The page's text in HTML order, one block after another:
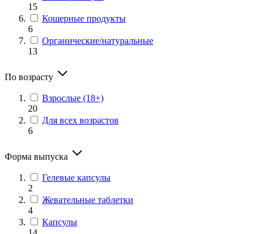
15
Кошерные продукты
6
Органические/натуральные
13
По возрасту
Взрослые (18+)
20
Для всех возрастов
6
Форма выпуска
Гелевые капсулы
2
Жевательные таблетки
4
Капсулы